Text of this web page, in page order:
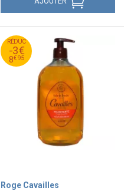
RÉDUC
-3€
8€95
11
€
95
8
€
95
Roge Cavailles